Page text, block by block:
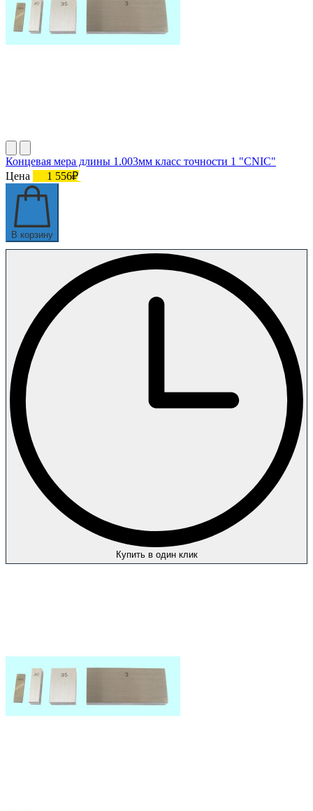
Концевая мера длины 1.003мм класс точности 1 "CNIC"
Цена
1 556₽
В корзину
Купить в один клик